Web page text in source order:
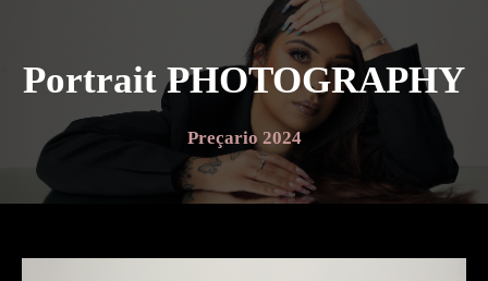
Portrait PHOTOGRAPHY
Preçario 2024